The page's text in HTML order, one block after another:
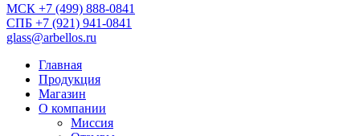
МСК +7 (499) 888-0841
СПБ +7 (921) 941-0841
glass@arbellos.ru
Главная
Продукция
Магазин
О компании
Миссия